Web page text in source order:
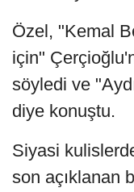
Özel, "Kemal
için"
söyledi ve
diye konuştu.
Siyasi
son açıklanan